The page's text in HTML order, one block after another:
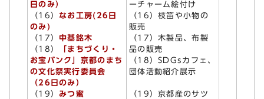
日のみ）
（16） なお工房(26日
のみ)
（17）中基銘木
（18）
「まちづくり・
お宝バンク」京都のまち
の文化祭実行委員会
（26日のみ）
（19）みつ蜜
ーチャーム絵付け
（16）枝笛や小物の
販売
（17）木製品、布製
品の販売
（18）SDGsカフェ、
団体活動紹介展示
（19）京都産のサツ